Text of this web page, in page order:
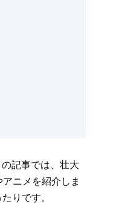
記事では、壮大
ニメを紹介しま
りです。